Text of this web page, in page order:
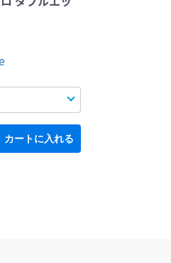
カートに入れる